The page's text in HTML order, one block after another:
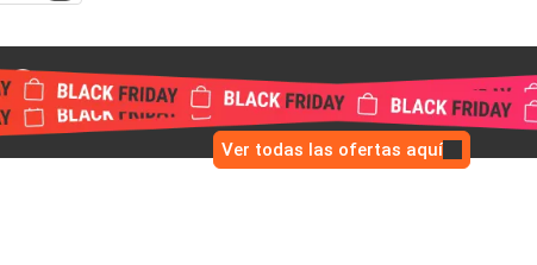
Ver todas las ofertas aquí